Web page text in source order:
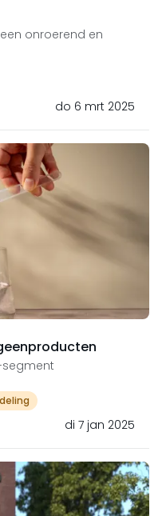
onroerend en
do 6 mrt 2025
segment
di 7 jan 2025